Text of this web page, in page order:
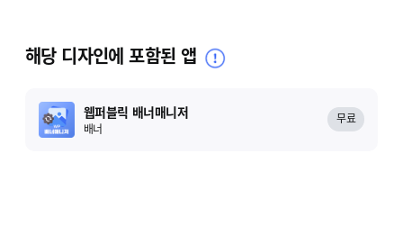
해당 디자인에 포함된 앱
웹퍼블릭 배너매니저
배너
무료